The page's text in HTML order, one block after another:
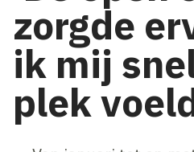
zorgde
ik mij
plek